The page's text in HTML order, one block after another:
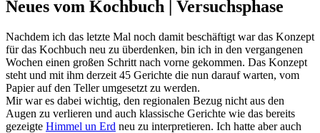
Neues vom Kochbuch | Versuchsphase
Nachdem ich das letzte Mal noch damit beschäftigt war das Konzept
für das Kochbuch neu zu überdenken, bin ich in den vergangenen
Wochen einen großen Schritt nach vorne gekommen. Das Konzept
steht und mit ihm derzeit 45 Gerichte die nun darauf warten, vom
Papier auf den Teller umgesetzt zu werden.
Mir war es dabei wichtig, den regionalen Bezug nicht aus den
Augen zu verlieren und auch klassische Gerichte wie das bereits
gezeigte Himmel un Erd neu zu interpretieren. Ich hatte aber auch